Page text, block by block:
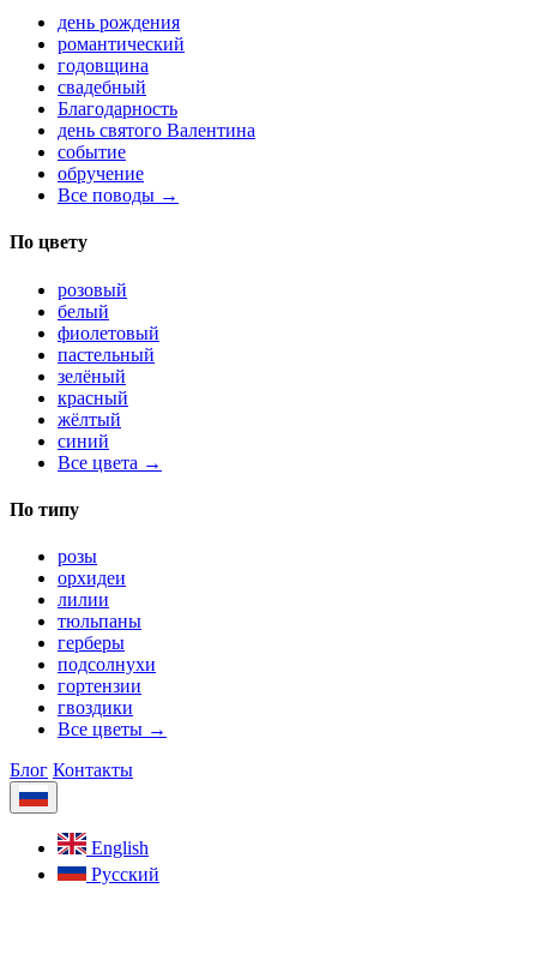
день рождения
романтический
годовщина
свадебный
Благодарность
день святого Валентина
событие
обручение
Все поводы →
По цвету
розовый
белый
фиолетовый
пастельный
зелёный
красный
жёлтый
синий
Все цвета →
По типу
розы
орхидеи
лилии
тюльпаны
герберы
подсолнухи
гортензии
гвоздики
Все цветы →
Блог Контакты
English
Русский